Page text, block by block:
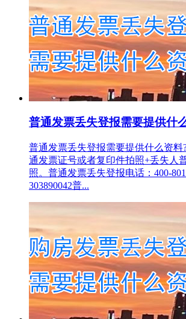
普通发票丢失登报需要提供什
普通发票丢失登报需要提供什么资料
通发票证号或者复印件拍照+丢失人
照。普通发票丢失登报电话：400-
303890042普...